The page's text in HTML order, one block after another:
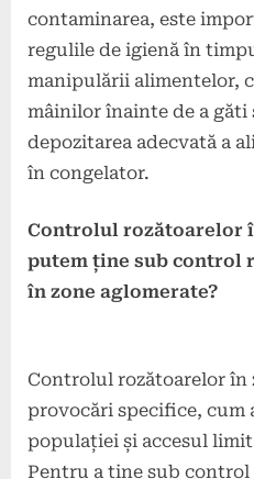
contaminarea, este
regulile de igienă în
manipulării alimentelor,
mâinilor înainte de a găti
depozitarea adecvată a
în congelator.
Controlul rozătoarelor
putem ține sub control
în zone aglomerate?
Controlul rozătoarelor în
provocări specifice, cum
populației și accesul
Pentru a ține sub control